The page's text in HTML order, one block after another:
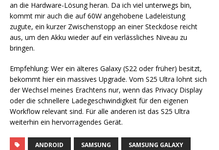
an die Hardware-Lösung heran. Da ich viel unterwegs bin,
kommt mir auch die auf 60W angehobene Ladeleistung
zugute, ein kurzer Zwischenstopp an einer Steckdose reicht
aus, um den Akku wieder auf ein verlässliches Niveau zu
bringen.
Empfehlung: Wer ein älteres Galaxy (S22 oder früher) besitzt,
bekommt hier ein massives Upgrade. Vom S25 Ultra lohnt sich
der Wechsel meines Erachtens nur, wenn das Privacy Display
oder die schnellere Ladegeschwindigkeit für den eigenen
Workflow relevant sind. Für alle anderen ist das S25 Ultra
weiterhin ein hervorragendes Gerät.
ANDROID SAMSUNG SAMSUNG GALAXY